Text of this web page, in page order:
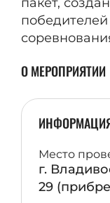
О МЕРОПРИЯТИИ
Место
г.
29